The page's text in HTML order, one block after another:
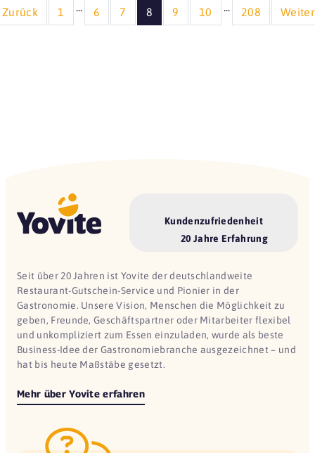
Zurück 1 ... 6 7 8 9 10 ... 208 Weiter
Kundenzufriedenheit
20 Jahre Erfahrung
Seit über 20 Jahren ist Yovite der deutschlandweite
Restaurant-Gutschein-Service und Pionier in der
Gastronomie. Unsere Vision, Menschen die Möglichkeit zu
geben, Freunde, Geschäftspartner oder Mitarbeiter flexibel
und unkompliziert zum Essen einzuladen, wurde als beste
Business-Idee der Gastronomiebranche ausgezeichnet – und
hat bis heute Maßstäbe gesetzt.
Mehr über Yovite erfahren